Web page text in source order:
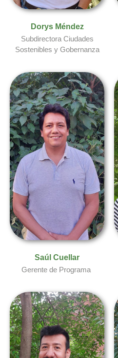
Dorys Méndez
Subdirectora Ciudades
Sostenibles y Gobernanza
Saúl Cuellar​
Gerente de Programa